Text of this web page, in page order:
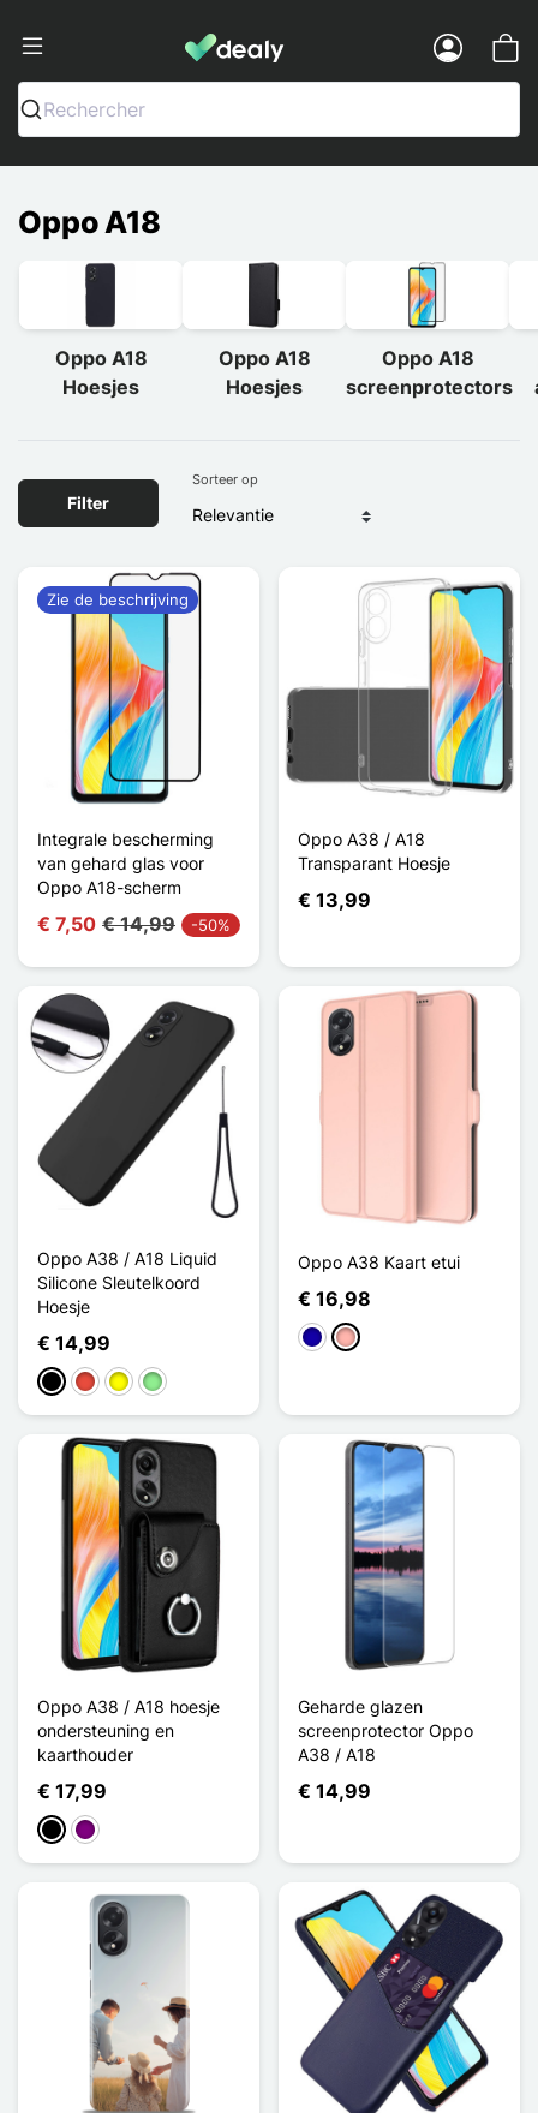
Dealy - Telefoonhoesjes en
Rechercher
Oppo A18
Oppo A18
Hoesjes
Oppo A18
Hoesjes
Oppo A18
screenprotectors
Filter
Sorteer op
Integrale bescherming
van gehard glas voor
Oppo A18-scherm
€ 7,50 € 14,99 -50%
Zie de beschrijving
Oppo A38 / A18
Transparant Hoesje
€ 13,99
Oppo A38 / A18 Liquid
Silicone Sleutelkoord
Hoesje
€ 14,99
ZwartRoodGeelLichtgroen
Oppo A38 Kaart etui
€ 16,98
Donkerblauw
Rose Goud
Oppo A38 / A18 hoesje
ondersteuning en
kaarthouder
€ 17,99
ZwartPurper
Geharde glazen
screenprotector Oppo
A38 / A18
€ 14,99